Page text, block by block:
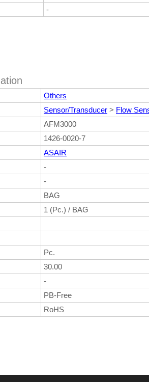
-
Others
Sensor/Transducer > Flow
AFM3000
1426-0020-7
ASAIR
-
-
BAG
1 (Pc.) / BAG
Pc.
30.00
-
PB-Free
RoHS